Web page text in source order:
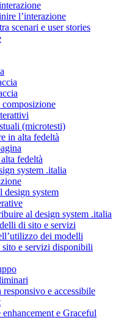
l’interazione
scenari e user stories
(microtesti)
in alta fedeltà
fedeltà
system .italia
design system
al design system .italia
di sito e servizi
dei modelli
e servizi disponibili
e accessibile
e Graceful